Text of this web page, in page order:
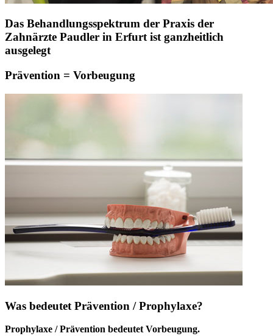
Das Behandlungsspektrum der Praxis der
Zahnärzte Paudler in Erfurt ist ganzheitlich
ausgelegt
Prävention = Vorbeugung
Was bedeutet Prävention / Prophylaxe?
Prophylaxe / Prävention bedeutet Vorbeugung.